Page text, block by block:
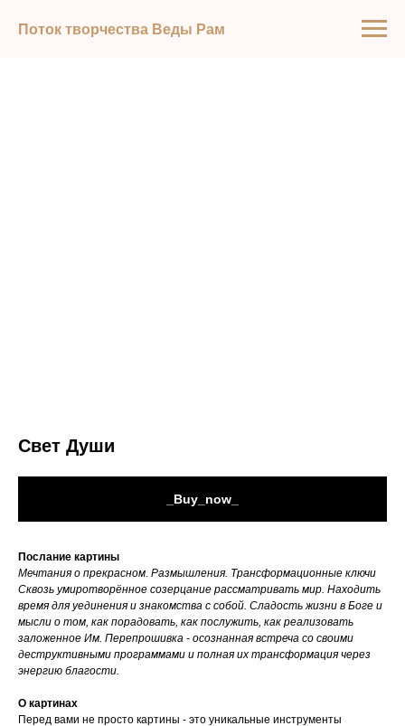
Поток творчества Веды Рам
Свет Души
_Buy_now_
Послание картины
Мечтания о прекрасном. Размышления. Трансформационные ключи
Сквозь умиротворённое созерцание рассматривать мир. Находить
время для уединения и знакомства с собой. Сладость жизни в Боге и
мысли о том, как порадовать, как послужить, как реализовать
заложенное Им. Перепрошивка - осознанная встреча со своими
деструктивными программами и полная их трансформация через
энергию благости.
О картинах
Перед вами не просто картины - это уникальные инструменты